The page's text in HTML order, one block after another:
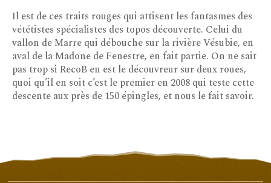
Il est de ces traits rouges qui attisent les fantasmes des
vététistes spécialistes des topos découverte. Celui du
vallon de Marre qui débouche sur la rivière Vésubie, en
aval de la Madone de Fenestre, en fait partie. On ne sait
pas trop si RecoB en est le découvreur sur deux roues,
quoi qu’il en soit c’est le premier en 2008 qui teste cette
descente aux près de 150 épingles, et nous le fait savoir.